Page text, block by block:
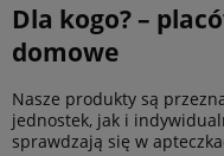
Dla kogo? –
domowe
Nasze produkty są
jednostek, jak i
sprawdzają się w